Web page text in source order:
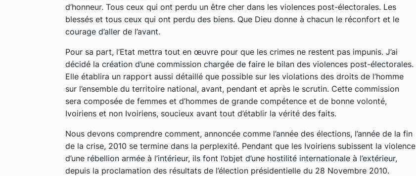
d’honneur. Tous ceux qui ont perdu un être cher dans les violences post-électorales. Les
blessés et tous ceux qui ont perdu des biens. Que Dieu donne à chacun le réconfort et le
courage d’aller de l’avant.
Pour sa part, l’Etat mettra tout en œuvre pour que les crimes ne restent pas impunis. J’ai
décidé la création d’une commission chargée de faire le bilan des violences post-électorales.
Elle établira un rapport aussi détaillé que possible sur les violations des droits de l’homme
sur l’ensemble du territoire national, avant, pendant et après le scrutin. Cette commission
sera composée de femmes et d’hommes de grande compétence et de bonne volonté,
Ivoiriens et non Ivoiriens, soucieux avant tout d’établir la vérité des faits.
Nous devons comprendre comment, annoncée comme l’année des élections, l’année de la fin
de la crise, 2010 se termine dans la perplexité. Pendant que les Ivoiriens subissent la violence
d’une rébellion armée à l’intérieur, ils font l’objet d’une hostilité internationale à l’extérieur,
depuis la proclamation des résultats de l’élection présidentielle du 28 Novembre 2010.